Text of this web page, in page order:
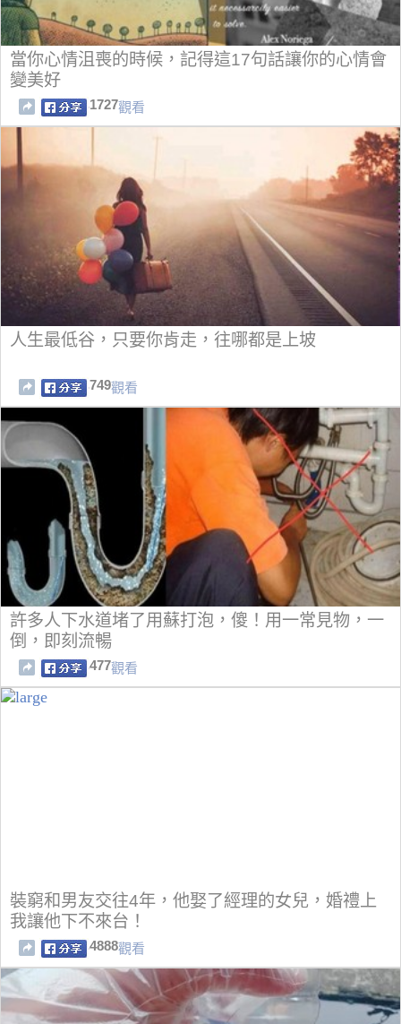
當你心情沮喪的時候，記得這17句話讓你的心情會
變美好
1727觀看
人生最低谷，只要你肯走，往哪都是上坡
749觀看
許多人下水道堵了用蘇打泡，傻！用一常見物，一
倒，即刻流暢
477觀看
裝窮和男友交往4年，他娶了經理的女兒，婚禮上
我讓他下不來台！
4888觀看